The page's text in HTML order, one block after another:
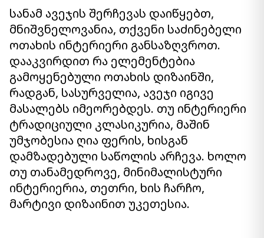
სანამ ავეჯის შერჩევას დაიწყებთ,
მნიშვნელოვანია, თქვენი საძინებელი
ოთახის ინტერიერი განსაზღვროთ.
დააკვირდით რა ელემენტებია
გამოყენებული ოთახის დიზაინში,
რადგან, სასურველია, ავეჯი იგივე
მასალებს იმეორებდეს. თუ ინტერიერი
ტრადიციული კლასიკურია, მაშინ
უმჯობესია ღია ფერის, ხისგან
დამზადებული საწოლის არჩევა. ხოლო
თუ თანამედროვე, მინიმალისტური
ინტერიერია, თეთრი, ხის ჩარჩო,
მარტივი დიზაინით უკეთესია.